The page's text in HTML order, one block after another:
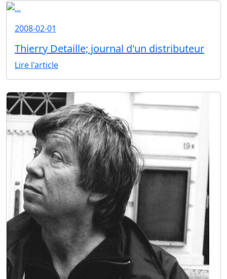
2008-02-01
Thierry Detaille; journal d'un distributeur
Lire l'article